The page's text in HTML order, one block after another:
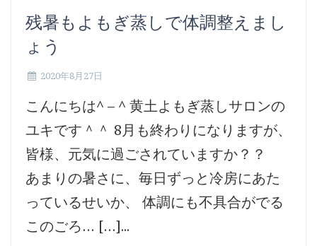
残暑もよもぎ蒸しで体調整えまし
ょう
2020年8月27日
こんにちは^ – ^ 黄土よもぎ蒸しサロンの
ユキです＾＾ 8月も終わりになりますが、
皆様、元気に過ごされていますか？？
あまりの暑さに、毎日ずっと冷房にあた
っているせいか、 体調にも不具合がでる
このごろ… […]...